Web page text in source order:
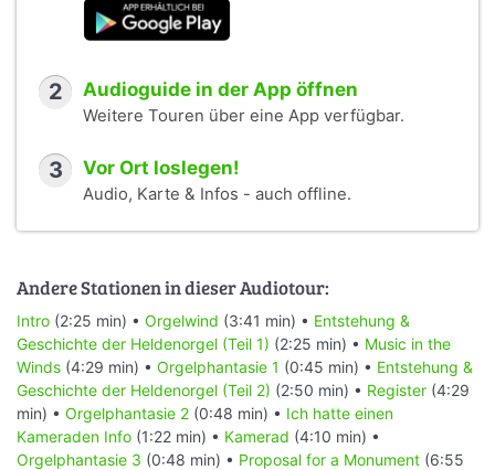
2 Audioguide in der App öffnen
Weitere Touren über eine App verfügbar.
3 Vor Ort loslegen!
Audio, Karte & Infos - auch offline.
Andere Stationen in dieser Audiotour:
Intro (2:25 min) • Orgelwind (3:41 min) • Entstehung &
Geschichte der Heldenorgel (Teil 1) (2:25 min) • Music in the
Winds (4:29 min) • Orgelphantasie 1 (0:45 min) • Entstehung &
Geschichte der Heldenorgel (Teil 2) (2:50 min) • Register (4:29
min) • Orgelphantasie 2 (0:48 min) • Ich hatte einen
Kameraden Info (1:22 min) • Kamerad (4:10 min) •
Orgelphantasie 3 (0:48 min) • Proposal for a Monument (6:55